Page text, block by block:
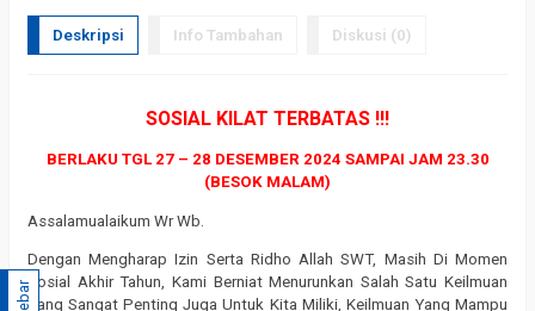
Deskripsi Info Tambahan Diskusi (0)
SOSIAL KILAT TERBATAS !!!
BERLAKU TGL 27 – 28 DESEMBER 2024 SAMPAI JAM 23.30
(BESOK MALAM)
Assalamualaikum Wr Wb.
Dengan Mengharap Izin Serta Ridho Allah SWT, Masih Di Momen
Sosial Akhir Tahun, Kami Berniat Menurunkan Salah Satu Keilmuan
Yang Sangat Penting Juga Untuk Kita Miliki, Keilmuan Yang Mampu